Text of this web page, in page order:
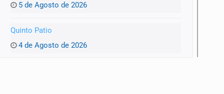
5 de Agosto de 2026
Quinto Patio
4 de Agosto de 2026